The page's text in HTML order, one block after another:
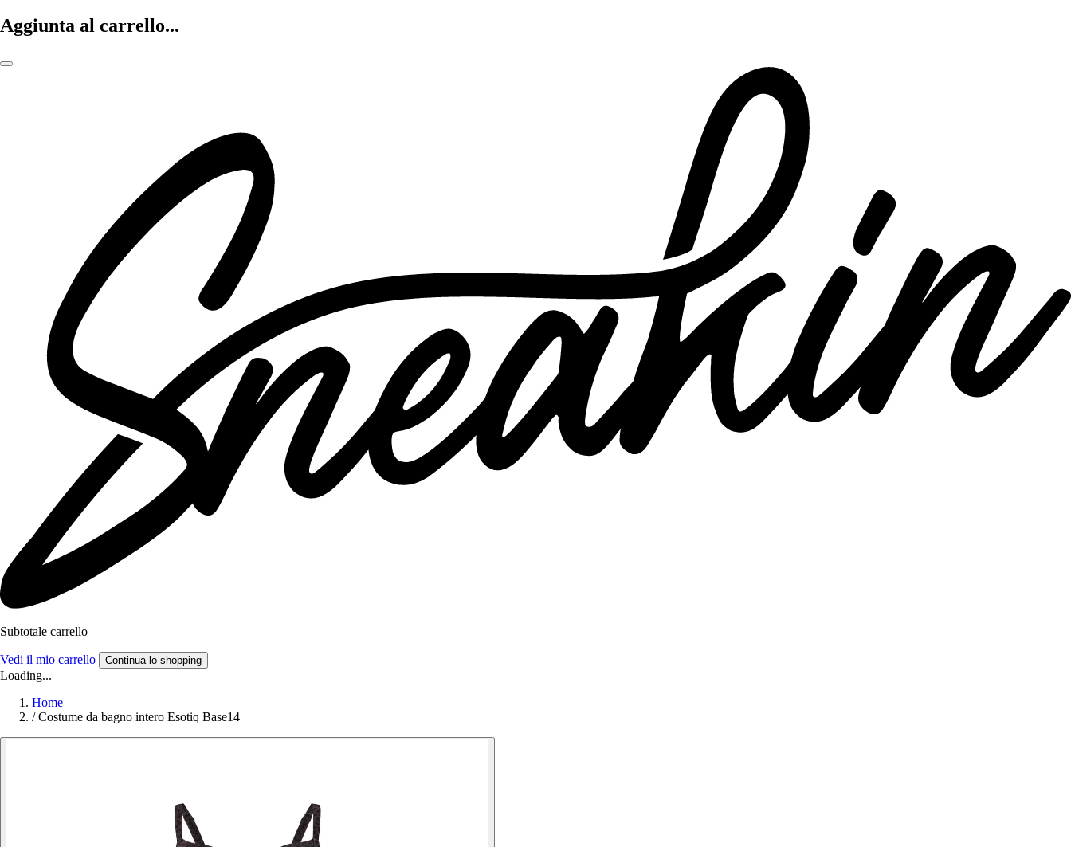
Aggiunta al carrello...
Subtotale carrello
Vedi il mio carrello Continua lo shopping
Loading...
Home
/ Costume da bagno intero Esotiq Base14